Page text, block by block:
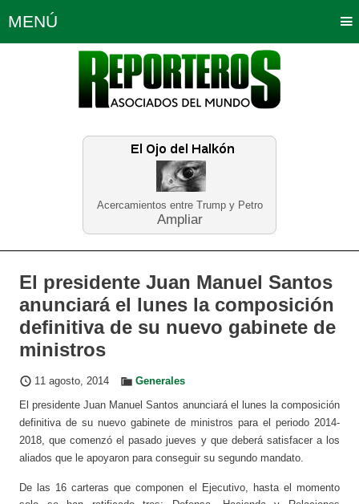
Acercamientos entre Trump y Petro
Ampliar
MENÚ
Política Opinión Bogotá
Planeta Tierra Deportes
Educación Neira
El presidente Juan Manuel Santos
anunciará el lunes la composición
definitiva de su nuevo gabinete de
ministros
11 agosto, 2014 Generales
El presidente Juan Manuel Santos anunciará el lunes la composición
definitiva de su nuevo gabinete de ministros para el periodo 2014-
2018, que comenzó el pasado jueves y que deberá satisfacer a los
aliados que le apoyaron para conseguir su segundo mandato.
De las 16 carteras que componen el Ejecutivo, hasta el momento